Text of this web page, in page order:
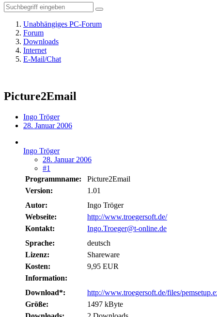
Unabhängiges PC-Forum
Forum
Downloads
Internet
E-Mail/Chat
Picture2Email
Ingo Tröger
28. Januar 2006
Ingo Tröger
28. Januar 2006
#1
Programmname:
Picture2Email
Version:
1.01
Autor:
Ingo Tröger
Webseite:
http://www.troegersoft.de/
Kontakt:
Ingo.Troeger@t-online.de
Sprache:
deutsch
Lizenz:
Shareware
Kosten:
9,95 EUR
Information:
Download*:
http://www.troegersoft.de/files/
Größe:
1497 kByte